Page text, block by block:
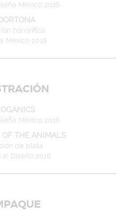
México 2016
honorífica
México 2016
México 2016
OF THE ANIMALS
de plata
a! Diseño 2016